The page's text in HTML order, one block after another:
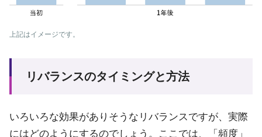
上記はイメージです。
リバランスのタイミングと方法
いろいろな効果がありそうなリバランスですが、実際
にはどのようにするのでしょう。ここでは、「頻度」